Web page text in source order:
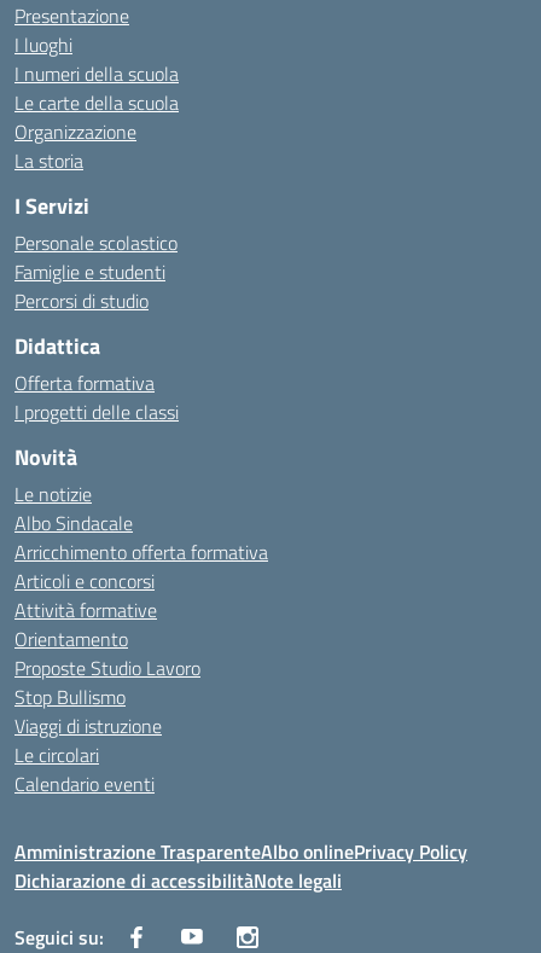
Presentazione
I luoghi
I numeri della scuola
Le carte della scuola
Organizzazione
La storia
I Servizi
Personale scolastico
Famiglie e studenti
Percorsi di studio
Didattica
Offerta formativa
I progetti delle classi
Novità
Le notizie
Albo Sindacale
Arricchimento offerta formativa
Articoli e concorsi
Attività formative
Orientamento
Proposte Studio Lavoro
Stop Bullismo
Viaggi di istruzione
Le circolari
Calendario eventi
Amministrazione TrasparenteAlbo onlinePrivacy Policy
Dichiarazione di accessibilitàNote legali
Seguici su: